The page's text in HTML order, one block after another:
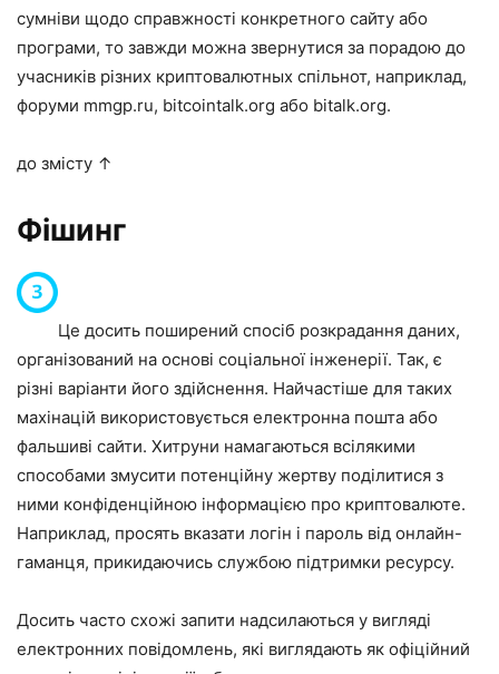
сумніви щодо справжності конкретного сайту або
програми, то завжди можна звернутися за порадою до
учасників різних криптовалютных спільнот, наприклад,
форуми mmgp.ru, bitcointalk.org або bitalk.org.
до змісту ↑
Фішинг
Це досить поширений спосіб розкрадання даних,
організований на основі соціальної інженерії. Так, є
різні варіанти його здійснення. Найчастіше для таких
махінацій використовується електронна пошта або
фальшиві сайти. Хитруни намагаються всілякими
способами змусити потенційну жертву поділитися з
ними конфіденційною інформацією про криптовалюте.
Наприклад, просять вказати логін і пароль від онлайн-
гаманця, прикидаючись службою підтримки ресурсу.
Досить часто схожі запити надсилаються у вигляді
електронних повідомлень, які виглядають як офіційний